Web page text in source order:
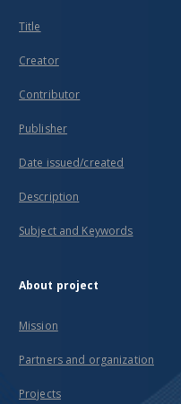
Title
Creator
Contributor
Publisher
Date issued/created
Description
Subject and Keywords
About project
Mission
Partners and organization
Projects